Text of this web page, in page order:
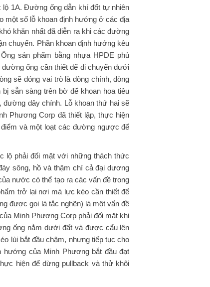
lộ 1A. Đường ống dẫn khí đốt tự nhiên
một số lỗ khoan định hướng ở các địa
khăn nhất đã diễn ra khi các đường
chuyển. Phần khoan định hướng kêu
sản phẩm bằng nhựa HPDE phủ
ống cần thiết để di chuyển dưới
sẽ đóng vai trò là dòng chính, dòng
sẵn sàng trên bờ để khoan hoa tiêu
dây chính. Lỗ khoan thứ hai sẽ
Phương Corp đã thiết lập, thực hiện
và một loạt các đường ngược để
lộ phải đối mặt với những thách thức
sông, hồ và thậm chí cả đại dương
nước có thể tạo ra các vấn đề trong
trở lại nơi mà lực kéo cần thiết để
được gọi là tắc nghẽn) là một vấn đề
Minh Phương Corp phải đối mặt khi
ống nằm dưới đất và được cẩu lên
lùi bắt đầu chậm, nhưng tiếp tục cho
hướng của Minh Phương bắt đầu đạt
hiện để dừng pullback và thử khôi